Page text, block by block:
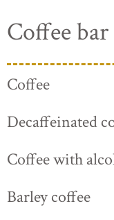
Coffee bar
Coffee
Decaffeinated
Coffee with
Barley coffee